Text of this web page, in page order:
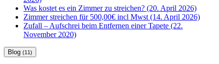
Was kostet es ein Zimmer zu streichen? (20. April 2026)
Zimmer streichen für 500,00€ incl Mwst (14. April 2026)
Zufall – Aufschrei beim Entfernen einer Tapete (22.
November 2020)
Blog (11)